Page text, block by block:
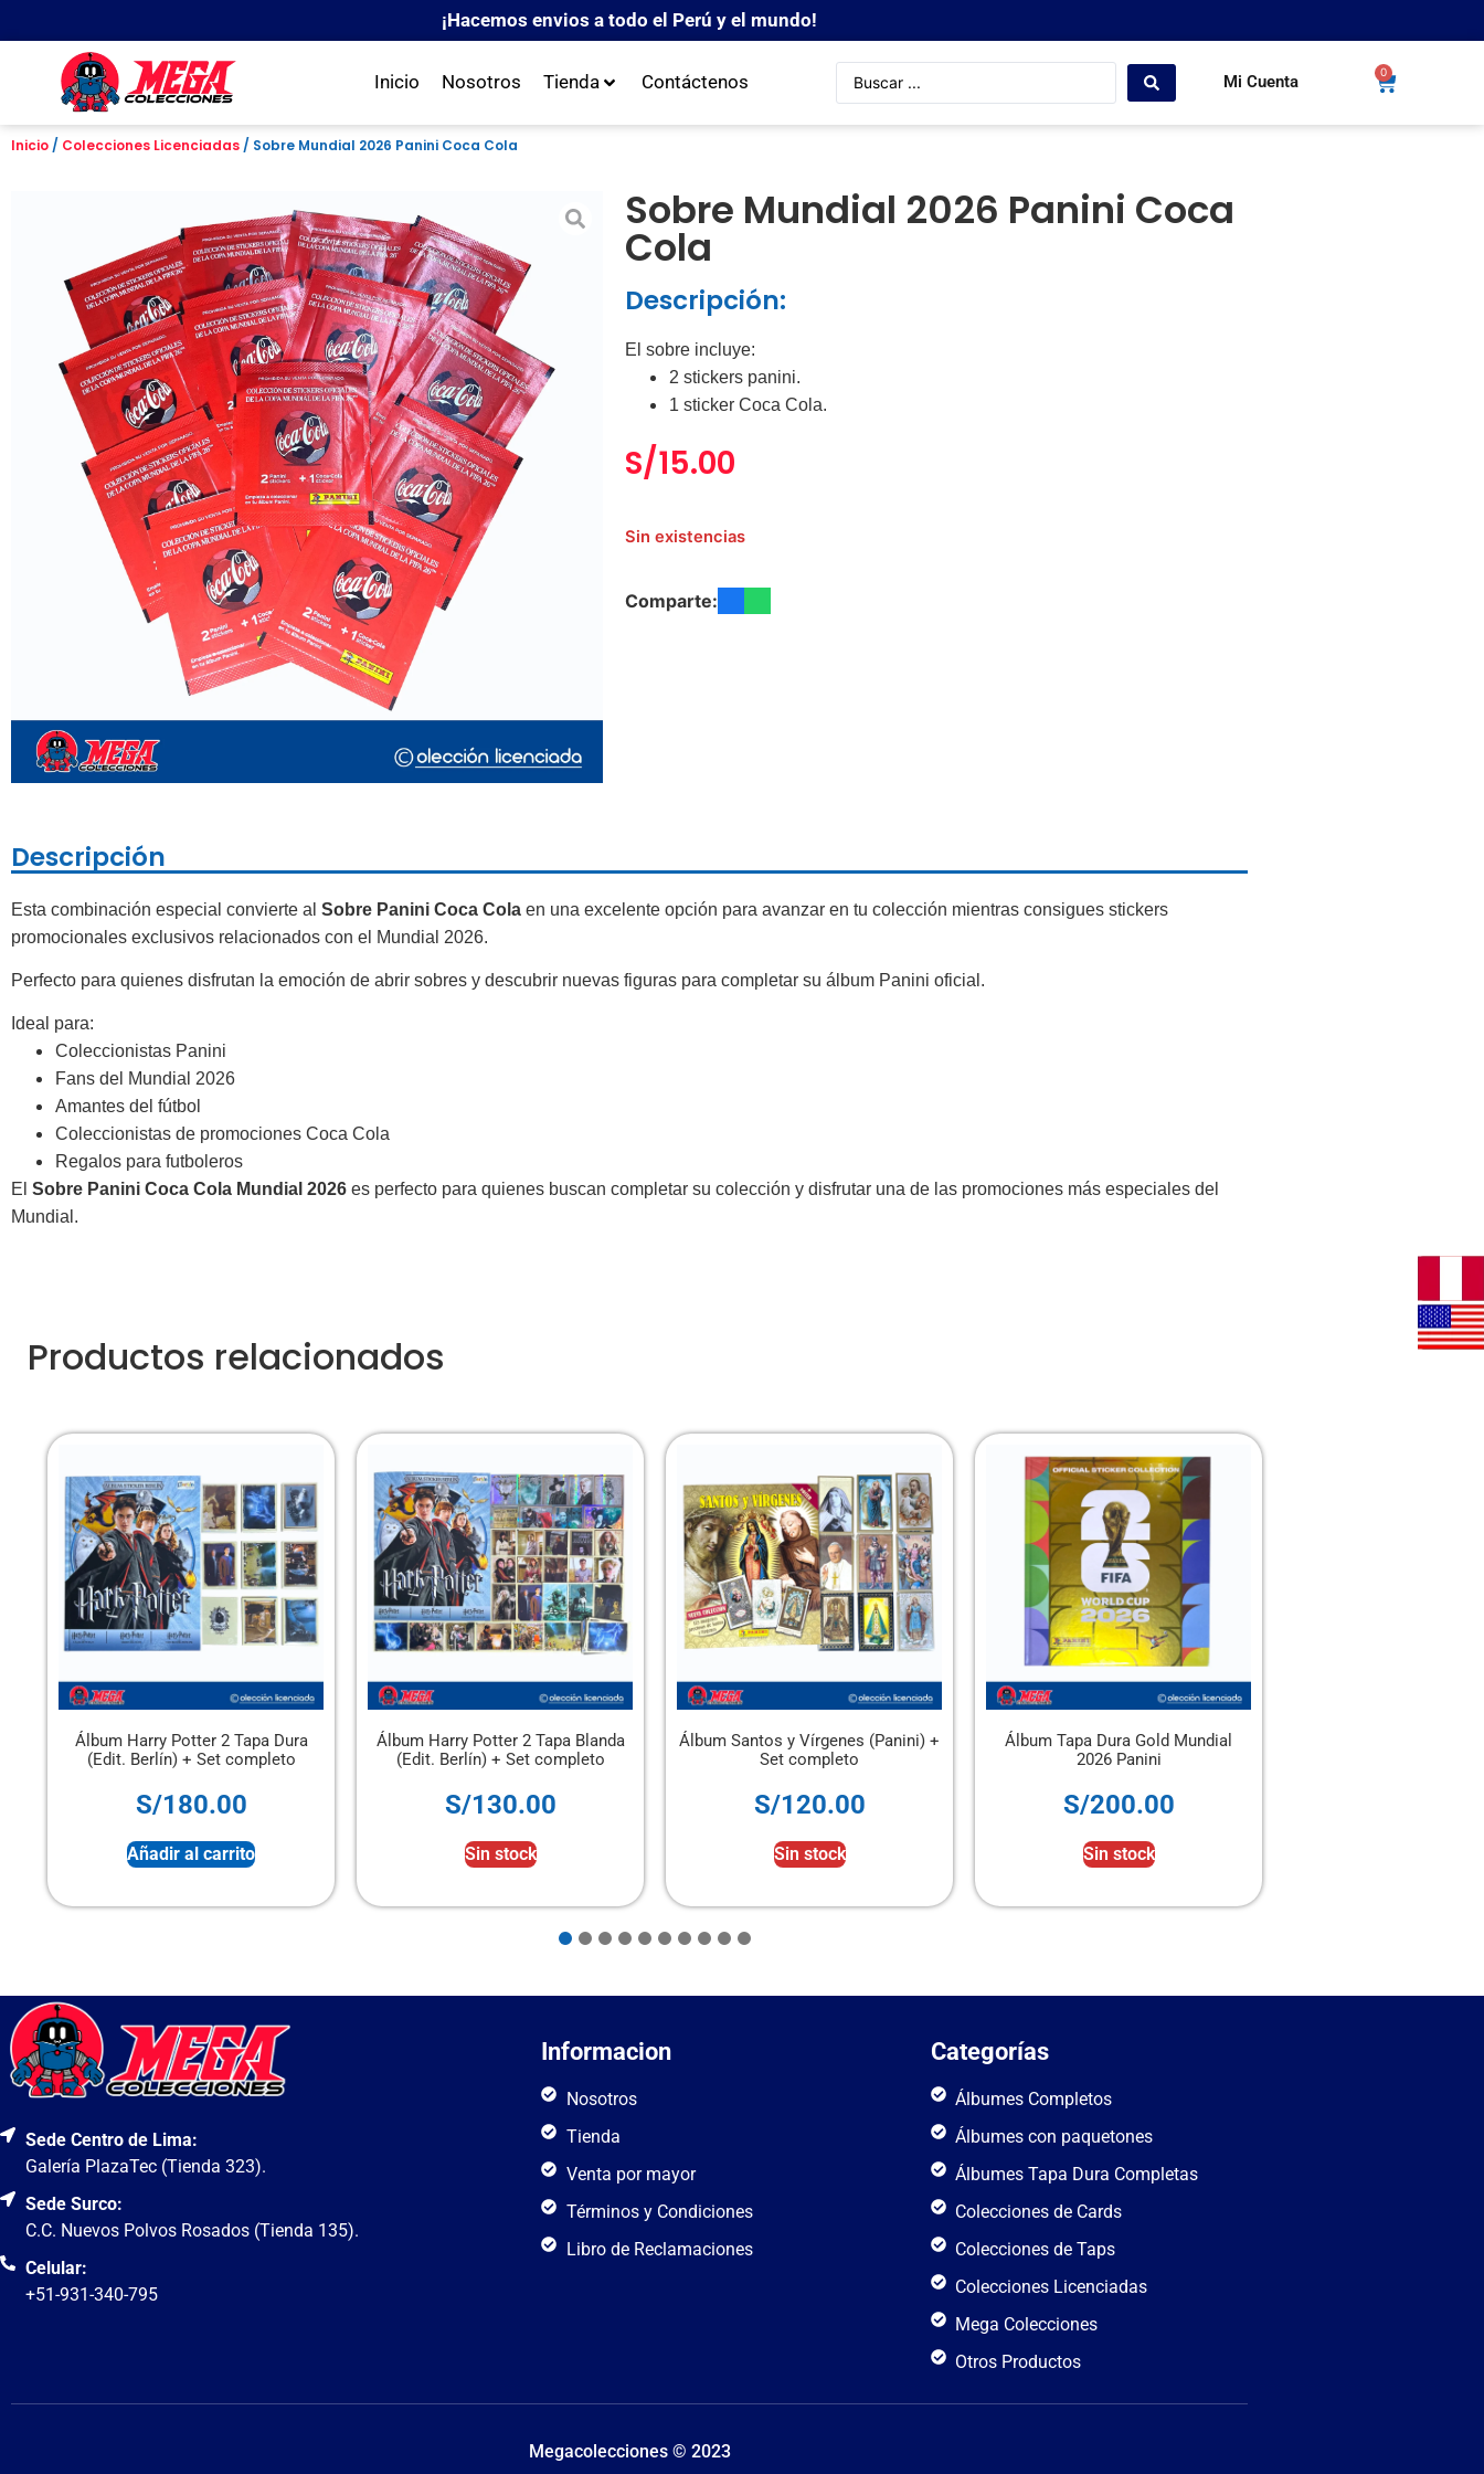
¡Hacemos envios a todo el Perú y el mundo!
Inicio Nosotros Tienda Contáctenos Mi Cuenta
0
Inicio / Colecciones Licenciadas / Sobre Mundial 2026 Panini Coca Cola
Sobre Mundial 2026 Panini Coca
Cola
Descripción:
El sobre incluye:
2 stickers panini.
1 sticker Coca Cola.
S/15.00
Sin existencias
Comparte:
Descripción
Esta combinación especial convierte al Sobre Panini Coca Cola en una excelente opción para avanzar en tu colección mientras consigues stickers
promocionales exclusivos relacionados con el Mundial 2026.
Perfecto para quienes disfrutan la emoción de abrir sobres y descubrir nuevas figuras para completar su álbum Panini oficial.
Ideal para:
Coleccionistas Panini
Fans del Mundial 2026
Amantes del fútbol
Coleccionistas de promociones Coca Cola
Regalos para futboleros
El Sobre Panini Coca Cola Mundial 2026 es perfecto para quienes buscan completar su colección y disfrutar una de las promociones más especiales del
Mundial.
Productos relacionados
Harry Potter 2 Tapa Dura
Berlín) + Set completo
Añadir al carrito
Álbum Harry Potter 2 Tapa Blanda
(Edit. Berlín) + Set completo
Álbum Santos y Vírgenes (Panini) +
Álbum Tapa Dura Gold Mundial
Álbum Panini Tapa Blanda + 4
Sede Centro de Lima:
Galería PlazaTec (Tienda 323).
Sede Surco:
C.C. Nuevos Polvos Rosados (Tienda 135).
Celular:
+51-931-340-795
Informacion
Nosotros
Tienda
Venta por mayor
Términos y Condiciones
Libro de Reclamaciones
Categorías
Álbumes Completos
Álbumes con paquetones
Álbumes Tapa Dura Completas
Colecciones de Cards
Colecciones de Taps
Colecciones Licenciadas
Mega Colecciones
Otros Productos
Megacolecciones © 2023